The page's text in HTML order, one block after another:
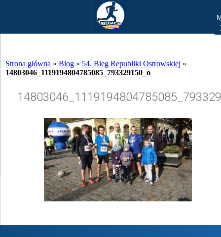
Strona główna »Blog » 54. Bieg Republiki Ostrowskiej »
14803046_1119194804785085_793329150_o